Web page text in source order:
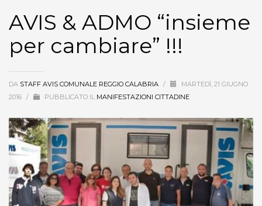
AVIS & ADMO “insieme
per cambiare” !!!
DA STAFF AVIS COMUNALE REGGIO CALABRIA /
MARTEDÌ, 21 GIUGNO
2016 / PUBBLICATO IL MANIFESTAZIONI CITTADINE